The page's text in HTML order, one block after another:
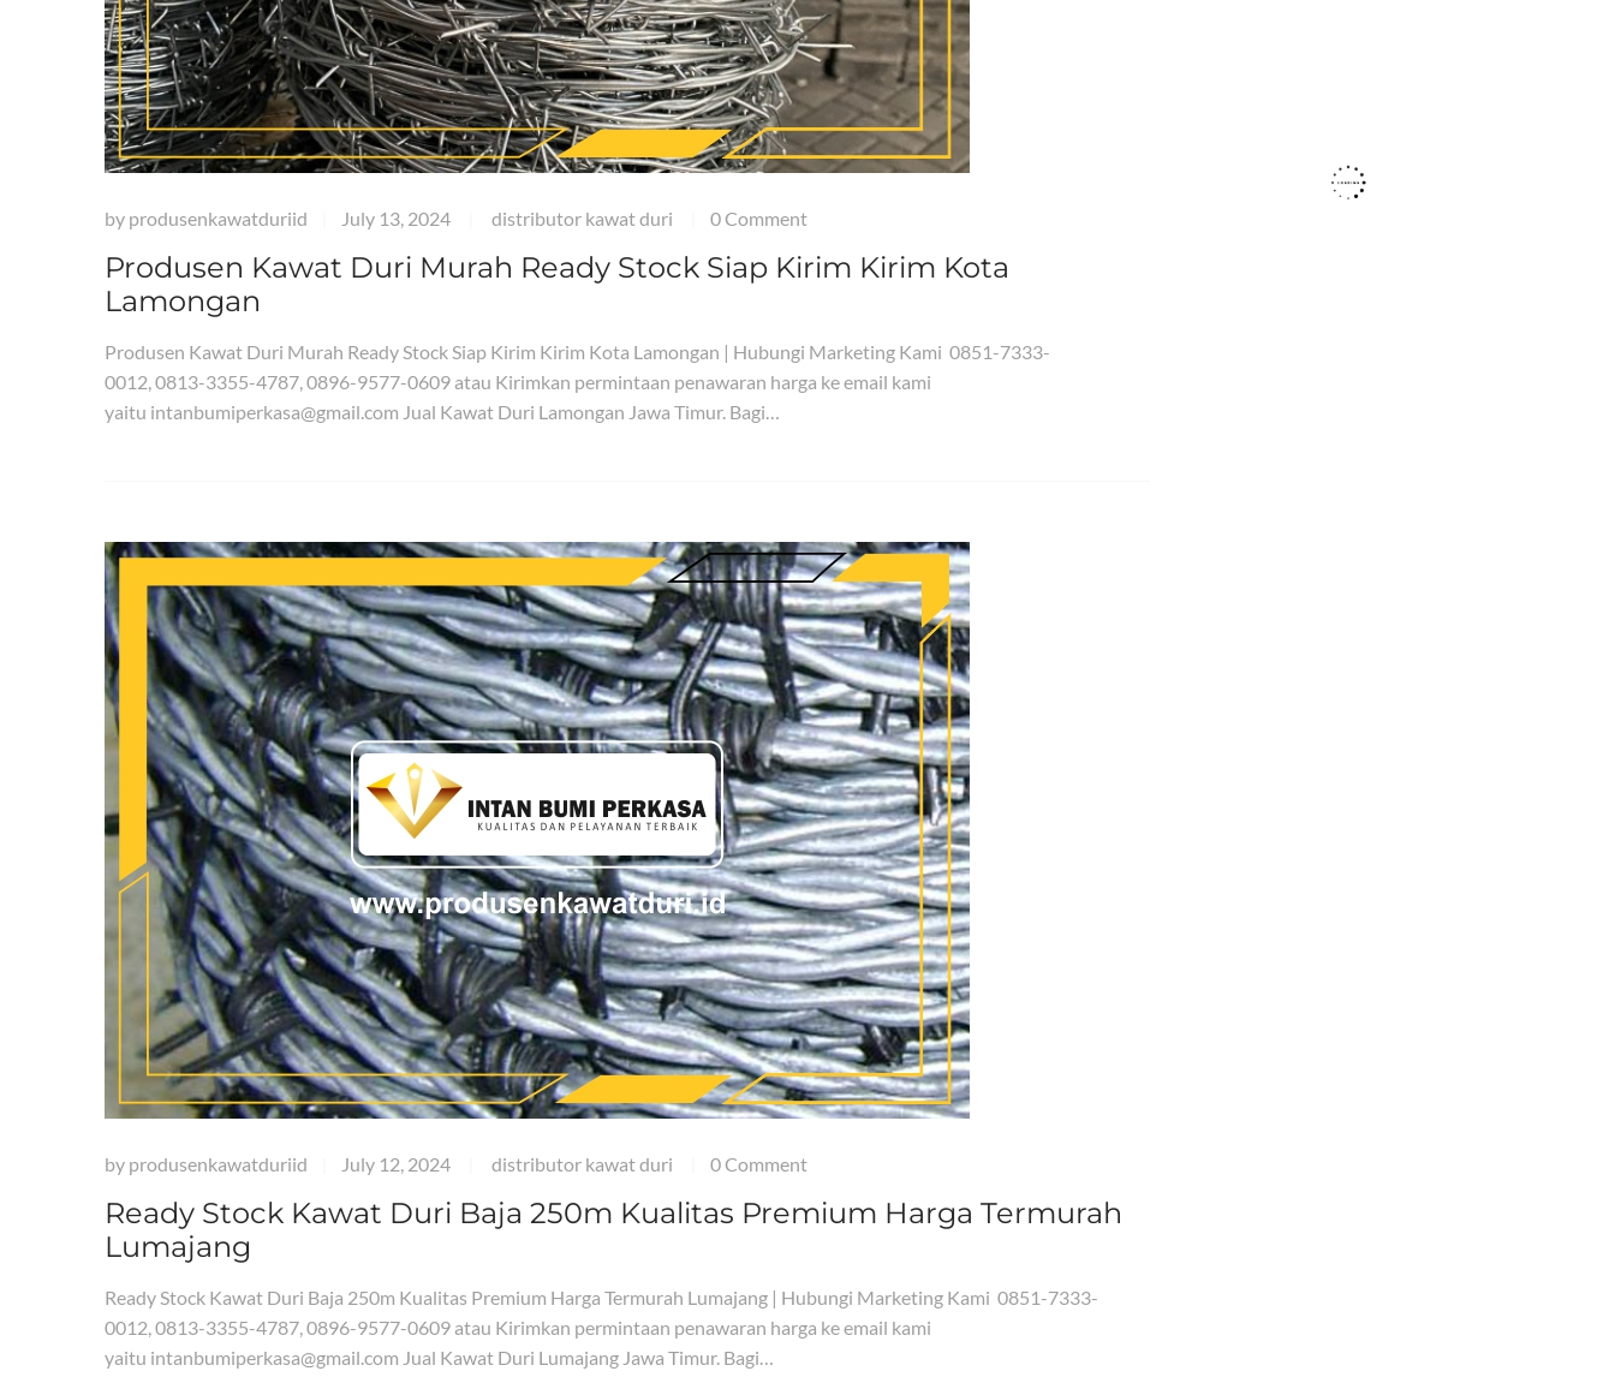
by produsenkawatduriid July 13, 2024 distributor kawat duri 0 Comment
Produsen Kawat Duri Murah Ready Stock Siap Kirim Kirim Kota
Lamongan
Produsen Kawat Duri Murah Ready Stock Siap Kirim Kirim Kota Lamongan | Hubungi Marketing Kami 0851-7333-
0012, 0813-3355-4787, 0896-9577-0609 atau Kirimkan permintaan penawaran harga ke email kami
yaitu intanbumiperkasa@gmail.com Jual Kawat Duri Lamongan Jawa Timur. Bagi…
by produsenkawatduriid July 12, 2024 distributor kawat duri 0 Comment
Ready Stock Kawat Duri Baja 250m Kualitas Premium Harga Termurah
Lumajang
Ready Stock Kawat Duri Baja 250m Kualitas Premium Harga Termurah Lumajang | Hubungi Marketing Kami 0851-7333-
0012, 0813-3355-4787, 0896-9577-0609 atau Kirimkan permintaan penawaran harga ke email kami
yaitu intanbumiperkasa@gmail.com Jual Kawat Duri Lumajang Jawa Timur. Bagi…